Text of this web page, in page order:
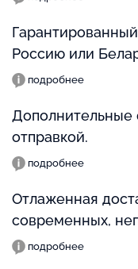
Россию или
подробнее
Дополнительные
отправкой.
подробнее
Отлаженная
современных,
подробнее